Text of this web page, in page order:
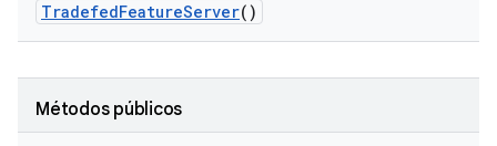
TradefedFeatureServer()
Métodos públicos